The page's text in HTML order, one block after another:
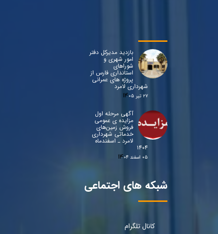
بازدید مدیرکل دفتر
امور شهری و
شوراهای
استانداری فارس از
پروژه های عمرانی
شهرداری لامرد
۲۷ تیر ۰۵
آگهی مرحله اول
مزایده ی عمومی
فروش زمین‌های
خدماتی شهرداری
لامرد ـ اسفندماه
۱۴۰۴
۰۵ اسفند ۰۴
شبکه های اجتماعی
کانال تلگرام